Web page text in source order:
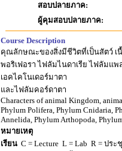
สอบปลายภาค:
ผู้คุมสอบปลายภาค:
Course Description
คุณลักษณะของสิ่งมีชีวิตที่เป็นสัตว์ เ
พอริเฟอรา ไฟลัมไนดาเรีย ไฟลัมแ
เอคไคโนเดอร์มาตา
และไฟลัมคอร์ดาตา
Characters of animal Kingdom,
Phylum Polifera, Phylum Cnidaria,
Annelida, Phylum Arthopoda,
หมายเหตุ
เรียน C = Lecture L = Lab R = ประ